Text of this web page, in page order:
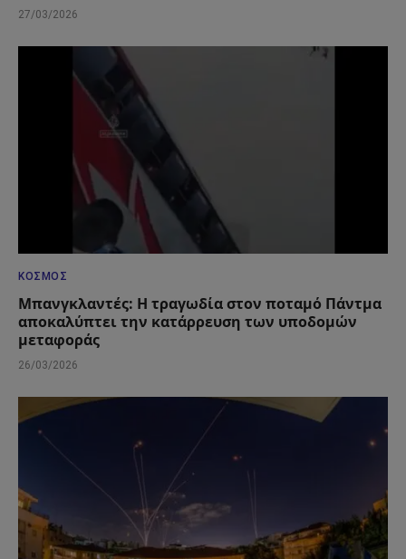
27/03/2026
ΚΌΣΜΟΣ
Μπανγκλαντές: Η τραγωδία στον ποταμό Πάντμα
αποκαλύπτει την κατάρρευση των υποδομών
μεταφοράς
26/03/2026